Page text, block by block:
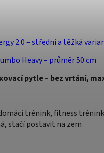
2.0 – střední a těžká
Heavy – průměr 50 cm
pytle – bez vrtání,
trénink, fitness
stačí postavit na zem